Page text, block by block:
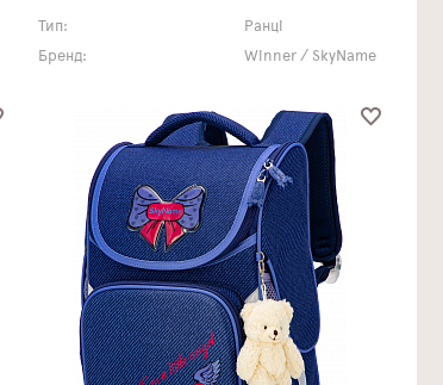
Тип:
Ранці
Бренд:
Winner / SkyName